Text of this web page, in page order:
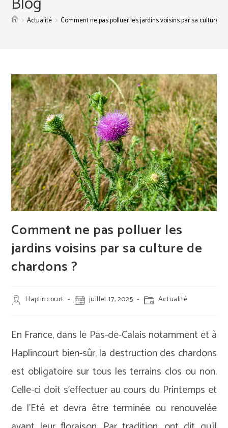
> Actualité > Comment ne pas polluer les jardins voisins par sa culture
Comment ne pas polluer les
jardins voisins par sa culture de
chardons ?
Auteur/autrice
de
publication :
Haplincourt
Publication
publiée :
juillet 17, 2025
Post Actualité
En France, dans le Pas-de-Calais notamment et à
Haplincourt bien-sûr, la destruction des chardons
est obligatoire sur tous les terrains clos ou non.
Celle-ci doit s’effectuer au cours du Printemps et
de l’Eté et devra être terminée ou renouvelée